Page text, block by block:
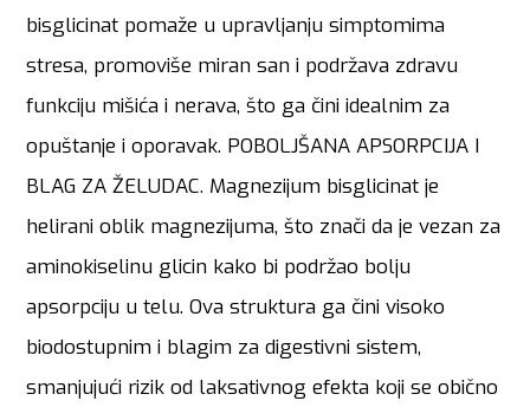
bisglicinat pomaže u upravljanju simptomima
stresa, promoviše miran san i podržava zdravu
funkciju mišića i nerava, što ga čini idealnim za
opuštanje i oporavak. POBOLJŠANA APSORPCIJA I
BLAG ZA ŽELUDAC. Magnezijum bisglicinat je
helirani oblik magnezijuma, što znači da je vezan za
aminokiselinu glicin kako bi podržao bolju
apsorpciju u telu. Ova struktura ga čini visoko
biodostupnim i blagim za digestivni sistem,
smanjujući rizik od laksativnog efekta koji se obično